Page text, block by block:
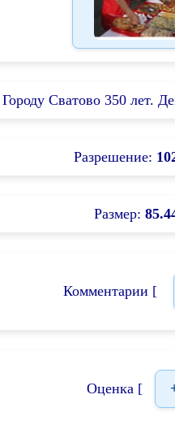
Городу Сватово 350 лет.
Разрешение:
Размер:
Комментарии [
Оценка [